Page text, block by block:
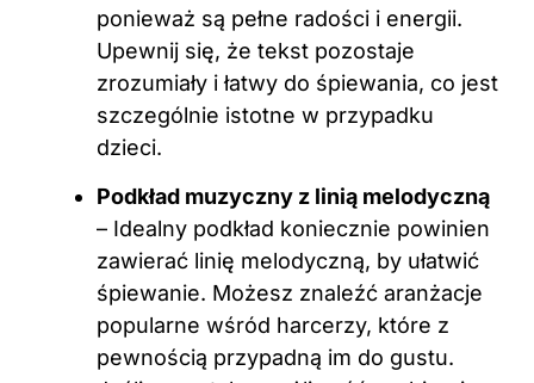
ponieważ są pełne radości i energii.
Upewnij się, że tekst pozostaje
zrozumiały i łatwy do śpiewania, co jest
szczególnie istotne w przypadku
dzieci.
Podkład muzyczny z linią melodyczną
– Idealny podkład koniecznie powinien
zawierać linię melodyczną, by ułatwić
śpiewanie. Możesz znaleźć aranżacje
popularne wśród harcerzy, które z
pewnością przypadną im do gustu.